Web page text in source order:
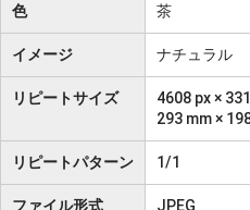
色 茶
イメージ ナチュラル
リピートサイズ
4608 px ×
293 mm ×
リピートパターン 1/1
ファイル形式 JPEG